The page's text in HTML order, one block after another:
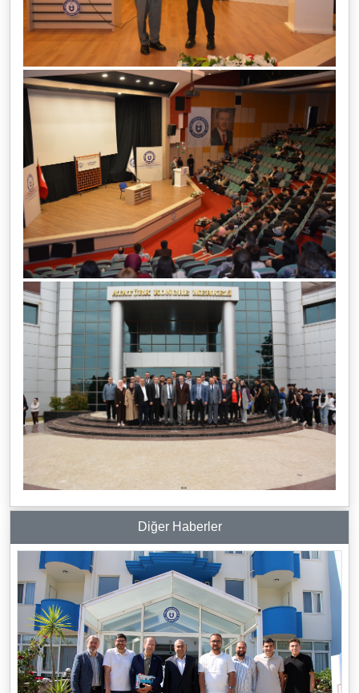
Diğer Haberler